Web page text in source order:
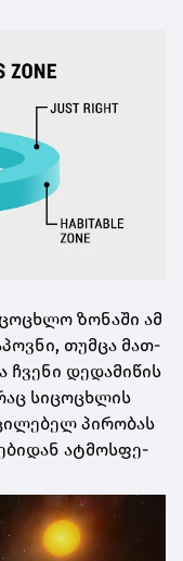
ზო­ნა­ში ამ
თუმ­ცა მათ­
დე­და­მი­წის
სი­ცო­ცხლის
პი­რო­ბას
ატ­მოს­ფე­